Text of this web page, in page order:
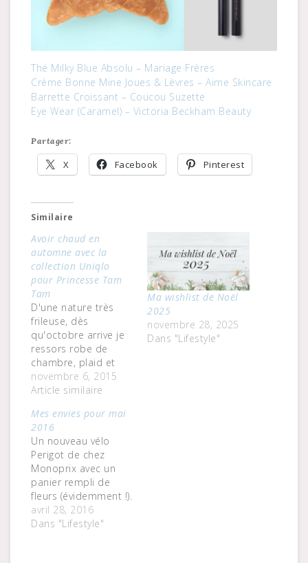
Thé Milky Blue Absolu – Mariage Frères
Crème Bonne Mine Joues & Lèvres – Aime Skincare
Barrette Croissant – Coucou Suzette
Eye Wear (Caramel) – Victoria Beckham Beauty
Partager:
X Facebook Pinterest
Similaire
Avoir chaud en
automne avec la
collection Uniqlo
pour Princesse Tam
Tam
D'une nature très
frileuse, dès
qu'octobre arrive je
ressors robe de
chambre, plaid et
chaussettes en
polaire. Pas terrible
idéal pour éviter les
frissons lorsque les
températures
descendent sous les
10 degrés. J'ai même
une petite doudoune
Comptoir des
Cotonniers rangée
dans son pochon,
novembre 6, 2015
Article similaire
Ma wishlist de Noël
2025
novembre 28, 2025
Dans "Lifestyle"
Mes envies pour mai
2016
Un nouveau vélo
Perigot de chez
Monoprix avec un
panier rempli de
fleurs (évidemment !).
Je ne survivrai pas
longtemps vu le trafic
avril 28, 2016
Dans "Lifestyle"